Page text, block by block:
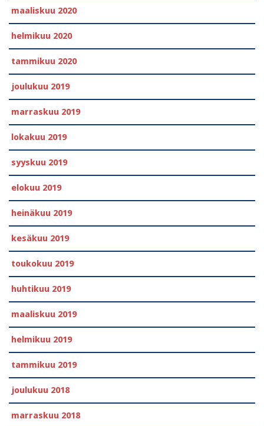
maaliskuu 2020
helmikuu 2020
tammikuu 2020
joulukuu 2019
marraskuu 2019
lokakuu 2019
syyskuu 2019
elokuu 2019
heinäkuu 2019
kesäkuu 2019
toukokuu 2019
huhtikuu 2019
maaliskuu 2019
helmikuu 2019
tammikuu 2019
joulukuu 2018
marraskuu 2018